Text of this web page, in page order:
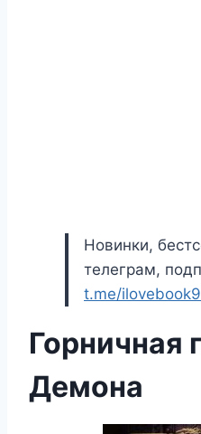
Новинки,
телеграм,
t.me/
Горничная
Демона